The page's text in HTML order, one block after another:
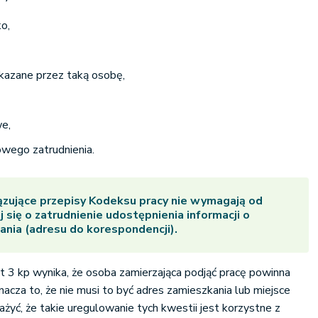
przez taką osobę,
zatrudnienia.
przepisy Kodeksu pracy nie wymagają od
się o zatrudnienie udostępnienia informacji o
(adresu do korespondencji).
kp wynika, że osoba zamierzająca podjąć pracę powinna
to, że nie musi to być adres zamieszkania lub miejsce
że takie uregulowanie tych kwestii jest korzystne z